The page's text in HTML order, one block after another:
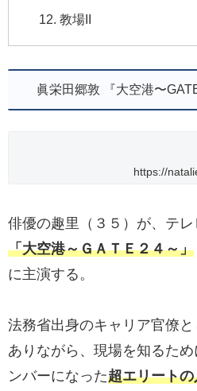
教場II
眞栄田郷敦 『大空港〜
https://
俳優の趣里（３５）が、テ
「大空港～ＧＡＴＥ２４～」
に主演する。
法務省出身のキャリア官僚
ありながら、現場を知るた
ンバーになった超エリート